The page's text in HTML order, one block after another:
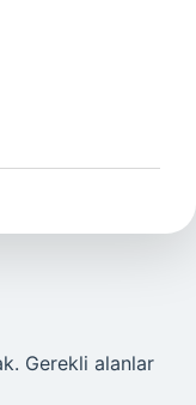
Gerekli alanlar